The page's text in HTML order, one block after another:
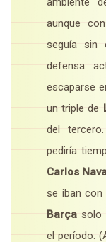
aunque
seguía sin
defensa
escaparse
un triple de
del
pediría
Carlos
se iban
Barça solo
el período.